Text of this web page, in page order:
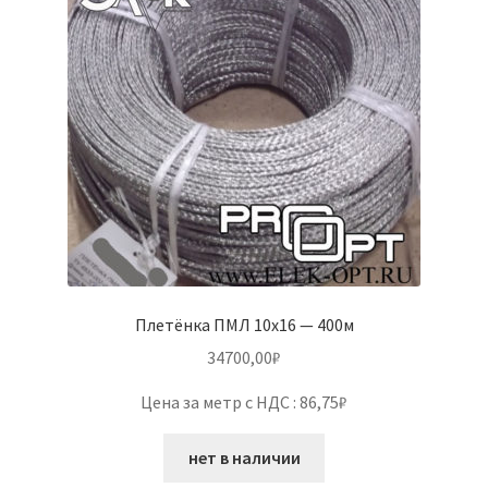
Плетёнка ПМЛ 10х16 — 400м
34700,00₽
Цена за метр с НДС : 86,75₽
нет в наличии